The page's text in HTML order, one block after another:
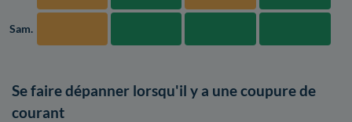
Sam.
Se faire dépanner lorsqu'il y a une coupure de
courant